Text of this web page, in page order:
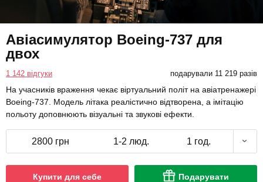
Авіасимулятор Boeing-737 для
двох
1 142 відгуки подарували 11 219 разів
На учасників враження чекає віртуальний політ на авіатренажері
Boeing-737. Модель літака реалістично відтворена, а імітацію
польоту доповнюють візуальні та звукові ефекти.
2800 грн 1-2 люд. 1 год.
Купити для себе Подарувати